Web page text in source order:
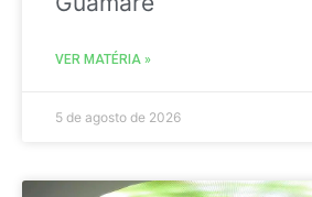
VER MATÉRIA »
5 de agosto de 2026